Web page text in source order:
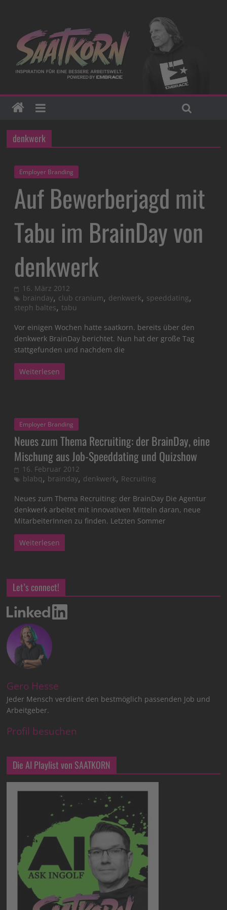
denkwerk
Employer Branding
Auf Bewerberjagd mit
Tabu im BrainDay von
denkwerk
16. März 2012
brainday, club cranium, denkwerk, speeddating,
steph baltes,tabu
Vor einigen Wochen hatte saatkorn. bereits über den
denkwerk BrainDay berichtet. Nun hat der große Tag
stattgefunden und nachdem die
Weiterlesen
Employer Branding
Neues zum Thema Recruiting: der BrainDay, eine
Mischung aus Job-Speeddating und Quizshow
16. Februar 2012
blabq, brainday, denkwerk, Recruiting
Neues zum Thema Recruiting: der BrainDay Die Agentur
denkwerk arbeitet mit innovativen Mitteln daran, neue
MitarbeiterInnen zu finden. Letzten Sommer
Weiterlesen
Let’s connect!
Gero Hesse
Jeder Mensch verdient den bestmöglich passenden Job und
Arbeitgeber.
Profil besuchen
Die AI Playlist von SAATKORN